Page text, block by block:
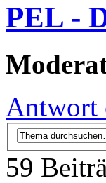
PEL -
Antwort
59